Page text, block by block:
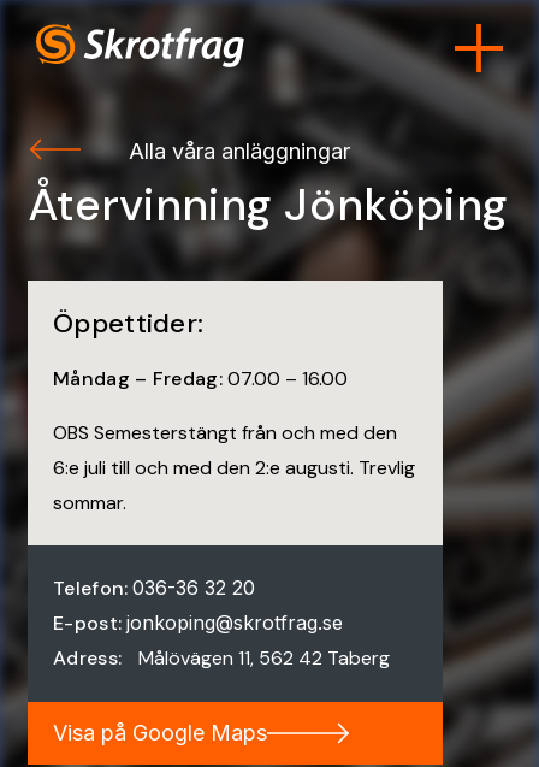
Alla våra anläggningar
Återvinning Jönköping
Öppettider:
Måndag – Fredag:07.00 – 16.00
OBS Semesterstängt från och med den
6:e juli till och med den 2:e augusti. Trevlig
sommar.
Telefon: 036-36 32 20
E-post: jonkoping@skrotfrag.se
Adress: Målövägen 11, 562 42 Taberg
Visa på Google Maps